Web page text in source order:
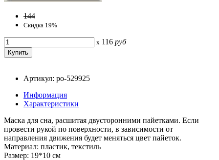
144
Скидка 19%
x 116 руб
Артикул: po-529925
Информация
Характеристики
Маска для сна, расшитая двусторонними пайетками. Если
провести рукой по поверхности, в зависимости от
направления движения будет меняться цвет пайеток.
Материал: пластик, текстиль
Размер: 19*10 см